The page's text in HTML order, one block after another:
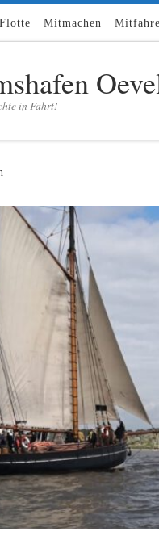
Mitmachen
in Fahrt!